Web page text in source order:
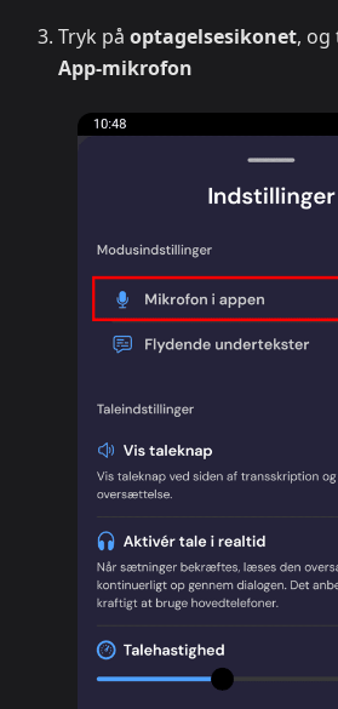
Tryk på optagelsesikonet, og
App-mikrofon